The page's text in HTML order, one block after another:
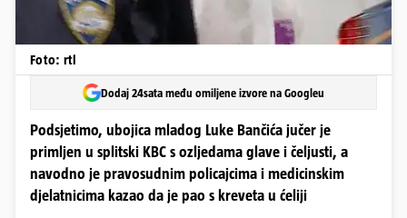
Foto: rtl
Dodaj 24sata među omiljene izvore na Googleu
Podsjetimo, ubojica mladog Luke Bančića jučer je
primljen u splitski KBC s ozljedama glave i čeljusti, a
navodno je pravosudnim policajcima i medicinskim
djelatnicima kazao da je pao s kreveta u ćeliji